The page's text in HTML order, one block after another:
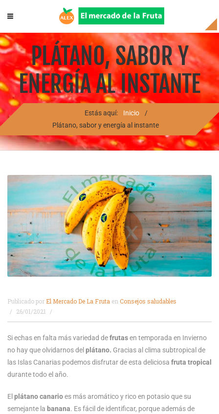
PLÁTANO, SABOR Y
ENERGÍA AL INSTANTE
Estás aquí: Inicio
/
Plátano, sabor y energía al instante
Publicado por El Mercado De La Fruta en Consejos saludables
26/01/2021
Si echas en falta más variedad defrutasen temporada en Invierno
no hay que olvidarnos delplátano. Gracias al clima subtropical de
las Islas Canarias podemos disfrutar de esta deliciosa fruta tropical
durante todo el año.
Elplátano canarioes más aromático y rico en potasio que su
semejante la banana. Es fácil de identificar, porque además de